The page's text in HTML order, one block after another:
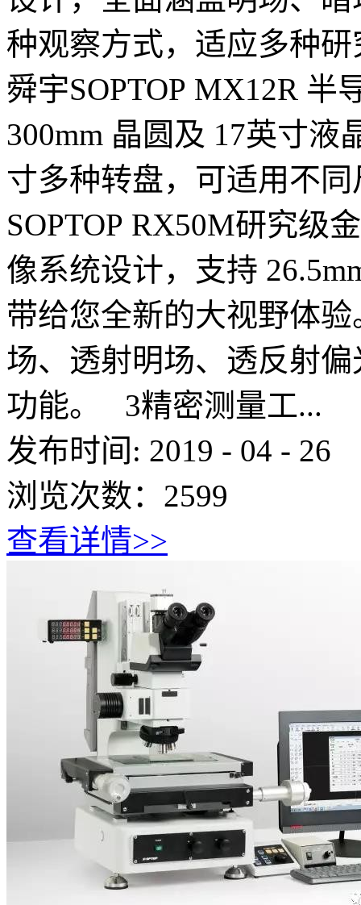
种观察方式，适应多种
舜宇SOPTOP MX12R 半
300mm 晶圆及 17英寸液
寸多种转盘，可适用不
SOPTOP RX50M研究级
像系统设计，支持
带给您全新的大视野体
场、透射明场、透反射
功能。 3精密测量工...
发布时间: 2019 - 04 - 26
浏览次数： 2599
查看详情>>